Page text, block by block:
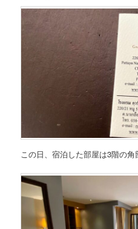
この日、宿泊した部屋は3階の角